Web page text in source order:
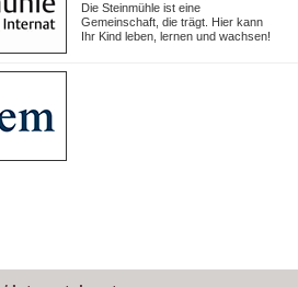
Die Steinmühle ist eine
Gemeinschaft, die trägt. Hier kann
Ihr Kind leben, lernen und wachsen!